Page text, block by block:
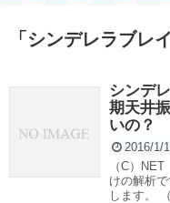
「 シンデレラブレ
シンデ
期天井
いの？
2016/1/
（C）
けの解析
します。